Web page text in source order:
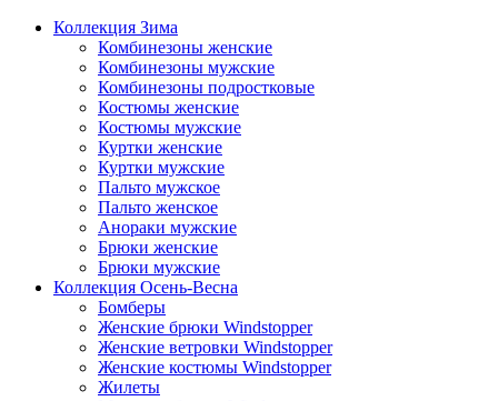
Коллекция Зима
Комбинезоны женские
Комбинезоны мужские
Комбинезоны подростковые
Костюмы женские
Костюмы мужские
Куртки женские
Куртки мужские
Пальто мужское
Пальто женское
Анораки мужские
Брюки женские
Брюки мужские
Коллекция Осень-Весна
Бомберы
Женские брюки Windstopper
Женские ветровки Windstopper
Женские костюмы Windstopper
Жилеты